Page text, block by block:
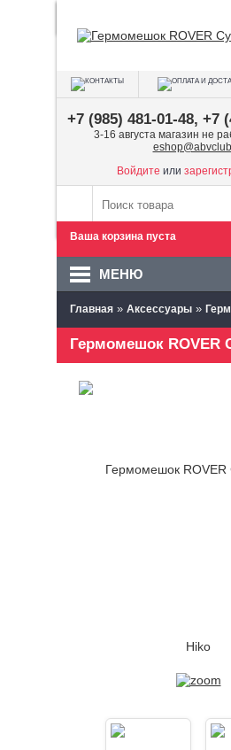
+7 (985) 481-01-48, +7
3-16 августа магазин не
Войдите или
Ваша корзина пуста
МЕНЮ
Главная » Аксессуары »